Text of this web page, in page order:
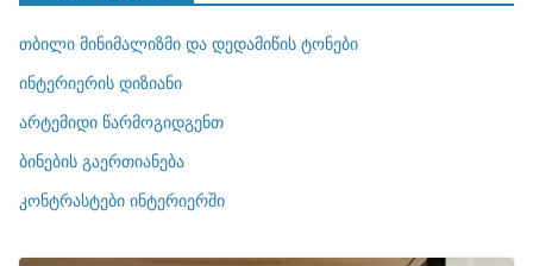
ო
რ
ბ
ი
თბილი მინიმალიზმი და დედამიწის ტონები
ინტერიერის დიზიანი
არტემიდი წარმოგიდგენთ
ბინების გაერთიანება
კონტრასტები ინტერიერში